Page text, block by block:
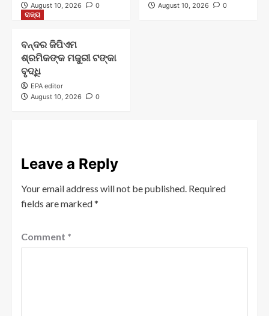
August 10, 2026
0
August 10, 2026
0
ରାଜ୍ୟ
ବନ୍ଦର ଜିପିଏମ
ଶ୍ରମିକଙ୍କ ମଜୁରୀ ଟଙ୍କା
ବୃଦ୍ଧି
EPA editor
August 10, 2026
0
Leave a Reply
Your email address will not be published. Required
fields are marked*
Comment *